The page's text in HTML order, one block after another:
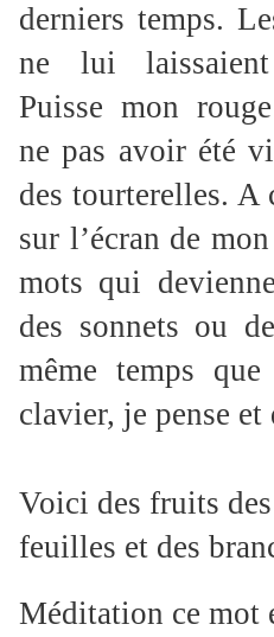
derniers temps.
ne lui
Puisse mon
ne pas avoir été
des tourterelles. A
sur l’écran de
mots qui
des sonnets ou
même temps
clavier, je pense
Voici des fruits
feuilles et des
Méditation ce mot